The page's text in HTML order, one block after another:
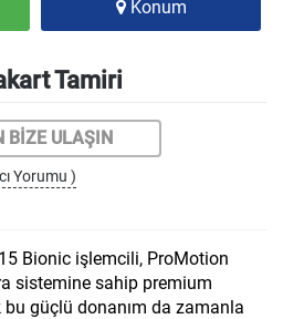
Konum
Tamiri
BİZE ULAŞIN
Yorumu )
Bionic işlemcili, ProMotion
sistemine sahip premium
güçlü donanım da zamanla